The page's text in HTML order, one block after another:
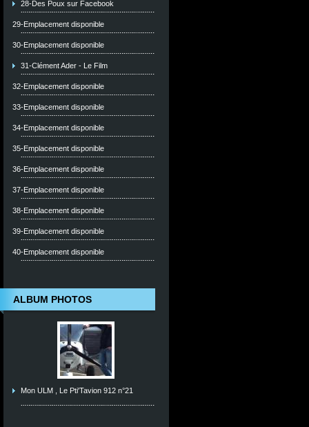
28-Des Poux sur Facebook
29-Emplacement disponible
30-Emplacement disponible
31-Clément Ader - Le Film
32-Emplacement disponible
33-Emplacement disponible
34-Emplacement disponible
35-Emplacement disponible
36-Emplacement disponible
37-Emplacement disponible
38-Emplacement disponible
39-Emplacement disponible
40-Emplacement disponible
ALBUM PHOTOS
Mon ULM , Le Pti'Tavion 912 n°21